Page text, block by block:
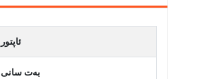
ئاپتور
بەت سانى